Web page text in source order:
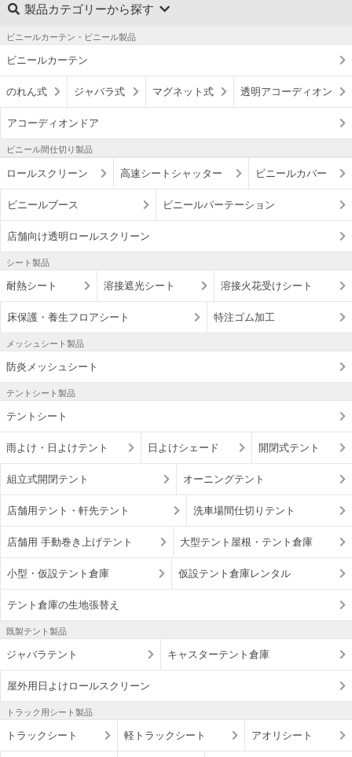
製品カテゴリーから探す
ビニールカーテン・ビニール製品
ビニールカーテン
のれん式 ジャバラ式 マグネット式 透明アコーディオン
アコーディオンドア
ビニール間仕切り製品
ロールスクリーン 高速シートシャッター ビニールカバー
ビニールブース ビニールパーテーション
店舗向け透明ロールスクリーン
シート製品
耐熱シート 溶接遮光シート 溶接火花受けシート
床保護・養生フロアシート 特注ゴム加工
メッシュシート製品
防炎メッシュシート
テントシート製品
テントシート
雨よけ・日よけテント 日よけシェード 開閉式テント
組立式開閉テント オーニングテント
店舗用テント・軒先テント 洗車場間仕切りテント
店舗用 手動巻き上げテント 大型テント屋根・テント倉庫
小型・仮設テント倉庫 仮設テント倉庫レンタル
テント倉庫の生地張替え
既製テント製品
ジャバラテント キャスターテント倉庫
屋外用日よけロールスクリーン
トラック用シート製品
トラックシート 軽トラックシート アオリシート